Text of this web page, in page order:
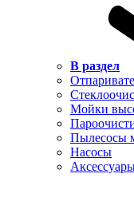
В раздел
Мойки
Пылесосы
Насосы